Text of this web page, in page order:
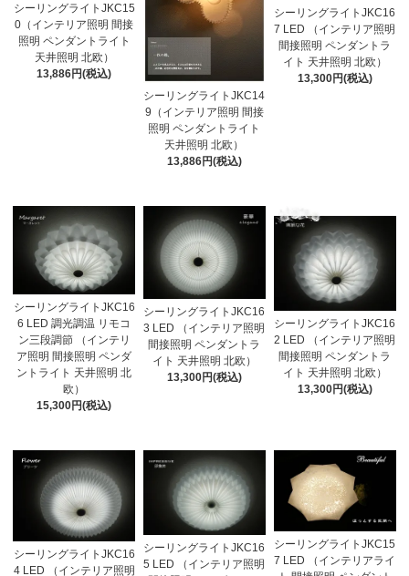
シーリングライトJKC15
0（インテリア照明 間接
照明 ペンダントライト
天井照明 北欧）
13,886円(税込)
シーリングライトJKC14
9（インテリア照明 間接
照明 ペンダントライト
天井照明 北欧）
13,886円(税込)
シーリングライトJKC16
7 LED （インテリア照明
間接照明 ペンダントラ
イト 天井照明 北欧）
13,300円(税込)
シーリングライトJKC16
6 LED 調光調温 リモコ
ン三段調節 （インテリ
ア照明 間接照明 ペンダ
ントライト 天井照明 北
欧）
15,300円(税込)
シーリングライトJKC16
3 LED （インテリア照明
間接照明 ペンダントラ
イト 天井照明 北欧）
13,300円(税込)
シーリングライトJKC16
2 LED （インテリア照明
間接照明 ペンダントラ
イト 天井照明 北欧）
13,300円(税込)
シーリングライトJKC16
4 LED （インテリア照明
シーリングライトJKC16
5 LED （インテリア照明
シーリングライトJKC15
7 LED （インテリアライ